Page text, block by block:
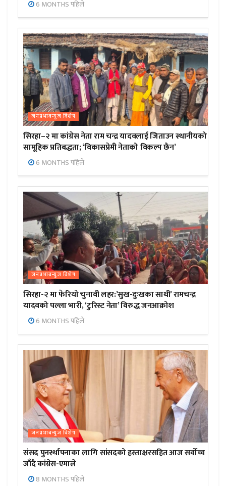
6 MONTHS पहिले
जनप्रभाबन्युज विशेष
सिरहा–२ मा कांग्रेस नेता राम चन्द्र यादवलाई जिताउन स्थानीयको
सामूहिक प्रतिबद्धता; ‘विकासप्रेमी नेताको विकल्प छैन’
6 MONTHS पहिले
जनप्रभाबन्युज विशेष
सिरहा-२ मा फेरियो चुनावी लहर:’सुख-दुःखका साथी’ रामचन्द्र
यादवको पल्ला भारी, ‘टुरिस्ट नेता’ विरुद्ध जनआक्रोश
6 MONTHS पहिले
जनप्रभाबन्युज विशेष
संसद पुनर्स्थापनाका लागि सांसदको हस्ताक्षरसहित आज सर्वोच्च
जाँदै कांग्रेस-एमाले
8 MONTHS पहिले